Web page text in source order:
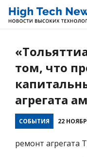
том, что
агрегата
СОБЫТИЯ 22
ремонт агрегата